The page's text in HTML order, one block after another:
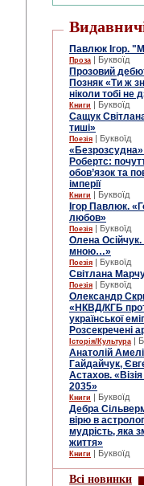
Павлюк Ігор.
Проза | Буквоїд
Прозовий
Позняк «Ти ж
ніколи тобі не
Книги | Буквоїд
Сащук
тиші»
Поезія | Буквоїд
Робертс:
обов’язок та
імперії
Книги | Буквоїд
Ігор Павлюк.
любов»
Поезія | Буквоїд
Олена Осійчук.
мною…»
Поезія | Буквоїд
Світлана
Поезія | Буквоїд
Олександр
«НКВД/КГБ
української
Розсекречені
Історія/Культура |
Анатолій
Гайдайчук,
Астахов. «Візія
2035»
Книги | Буквоїд
Дебра
вірю в
мудрість, яка
життя»
Книги | Буквоїд
Всі новинки